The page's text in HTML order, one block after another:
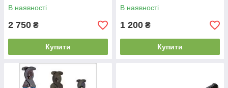
В наявності
2 750 ₴
Купити
В наявності
1 200 ₴
Купити